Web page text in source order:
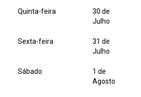
Quinta-feira
30 de
Julho
Sexta-feira
31 de
Julho
Sábado
1 de
Agosto